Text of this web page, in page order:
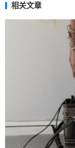
相关文章